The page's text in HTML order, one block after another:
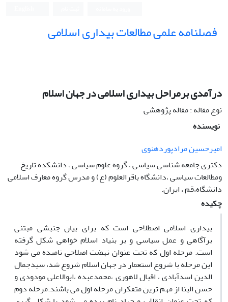
فصلنامه علمی مطالعات بیداری اسلامی
درآمدی برمراحل بیداری اسلامی در جهان اسلام
نوع مقاله : مقاله پژوهشی
نویسنده
امیرحسین مرادپوردهنوی
دکتری جامعه شناسی سیاسی ، گروه علوم سیاسی ، دانشکده تاریخ
ومطالعات سیاسی ،دانشگاه باقرالعلوم (ع) و مدرس گروه معارف اسلامی
دانشگاه،قم ، ایران.
چکیده
بیداری اسلامی اصطلاحی است که برای بیان جنبشی مبتنی
برآگاهی و عمل سیاسی و بر بنیاد اسلام خواهی شکل گرفته
است. مرحله اول که تحت عنوان نهضت اصلاحی نامیده می شود
این مرحله با شروع استعمار در جهان اسلام شروع شد، سیدجمال
الدین اسدآبادی ، اقبال لاهوری ،محمدعبده ،ابوالاعلی مودودی و
حسن البنا از مهم ترین متفکران مرحله اول می باشند.مرحله دوم